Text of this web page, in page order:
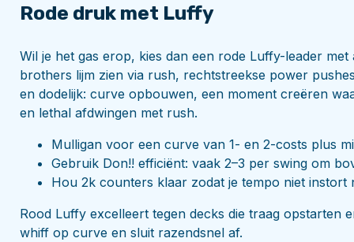
Rode druk met Luffy
Wil je het gas erop, kies dan een rode Luffy-leader
brothers lijm zien via rush, rechtstreekse power
en dodelijk: curve opbouwen, een moment creëren
en lethal afdwingen met rush.
Mulligan voor een curve van 1- en 2-costs plus
Gebruik Don!! efficiënt: vaak 2–3 per swing om
Hou 2k counters klaar zodat je tempo niet instort
Rood Luffy excelleert tegen decks die traag opstarten
whiff op curve en sluit razendsnel af.